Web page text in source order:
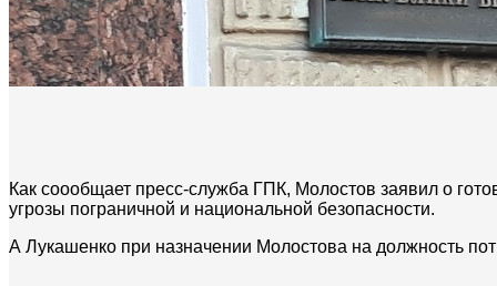
Как соообщает пресс-служба ГПК, Молостов заявил о
угрозы пограничной и национальной безопасности.
А Лукашенко при назначении Молостова на должность